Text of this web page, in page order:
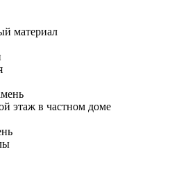
материал
этаж в частном доме